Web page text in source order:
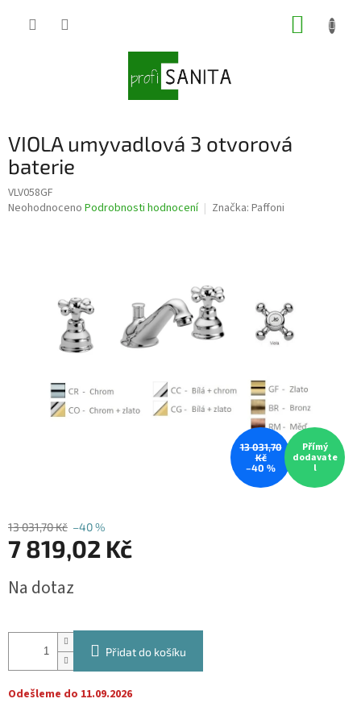
VIOLA umyvadlová 3 otvorová
baterie
VLV058GF
Průměrné
Neohodnoceno Podrobnosti hodnocení Značka: Paffoni
13 031,70
Kč
–40 %
Přímý
dodavate
l
13 031,70 Kč –40 %
7 819,02 Kč
cena:
Na dotaz
Přidat do košíku
Odešleme do 11.09.2026